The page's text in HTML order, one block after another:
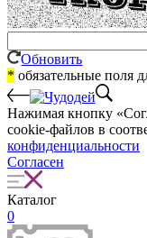
Обновить
* обязательные поля
Нажимая кнопку
cookie-файлов в
конфиденциальности
Согласен
Каталог
0